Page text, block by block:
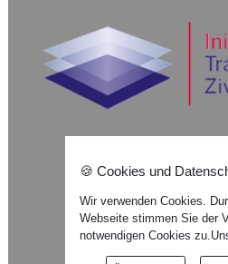
🍪 Cookies und
Wir verwenden Cookies.
Webseite stimmen Sie der
notwendigen Cookies zu.